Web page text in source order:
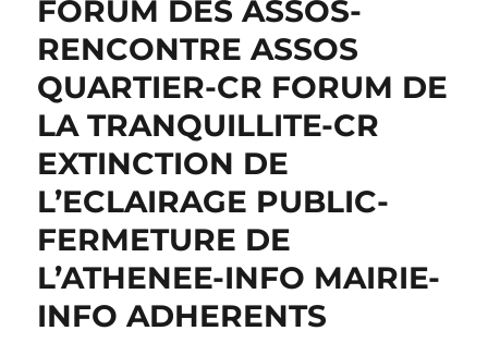
FORUM DES ASSOS-
RENCONTRE ASSOS
QUARTIER-CR FORUM DE
LA TRANQUILLITE-CR
EXTINCTION DE
L’ECLAIRAGE PUBLIC-
FERMETURE DE
L’ATHENEE-INFO MAIRIE-
INFO ADHERENTS